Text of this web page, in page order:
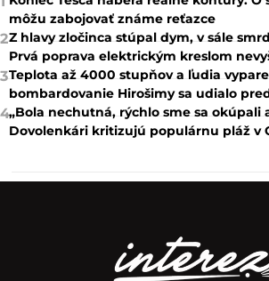
môžu zabojovať známe reťazce
2Z hlavy zločinca stúpal dym, v sále
Prvá poprava elektrickým kreslom
3Teplota až 4000 stupňov a ľudia
bombardovanie Hirošimy sa udialo
4„Bola nechutná, rýchlo sme sa okúpali
Dovolenkári kritizujú populárnu pláž v